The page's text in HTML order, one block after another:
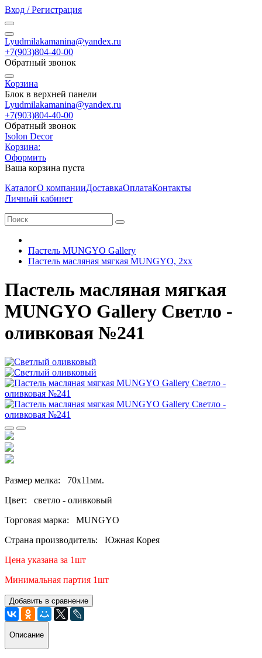
Вход / Регистрация
Lyudmilakamanina@yandex.ru
+7(903)804-40-00
Обратный звонок
Корзина
Блок в верхней панели
Lyudmilakamanina@yandex.ru
+7(903)804-40-00
Обратный звонок
Isolon Decor
Корзина:
Оформить
Ваша корзина пуста
КаталогО компанииДоставкаОплатаКонтакты
Личный кабинет
Пастель MUNGYO Gallery
Пастель масляная мягкая MUNGYO, 2xx
Пастель масляная мягкая
MUNGYO Gallery Светло -
оливковая №241
Размер мелка: 70х11мм.
Цвет: светло - оливковый
Торговая марка: MUNGYO
Страна производитель: Южная Корея
Цена указана за 1шт
Минимальная партия 1шт
Добавить в сравнение
Описание